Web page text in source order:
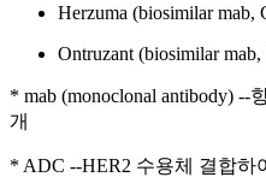
Herzuma (biosimilar mab,
Ontruzant (biosimilar
* mab (monoclonal antibody)
개
* ADC --HER2 수용체 결합하